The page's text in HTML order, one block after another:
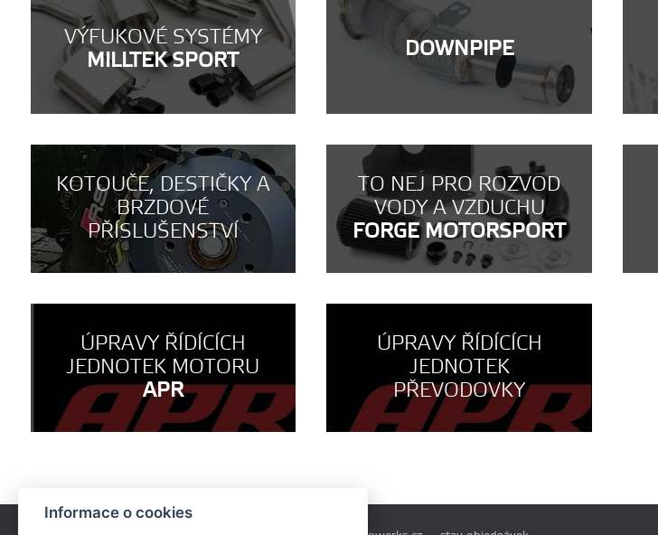
Informace o cookies
VÝFUKOVÉ SYSTÉMY
MILLTEK SPORT
DOWNPIPE
KOTOUČE, DESTIČKY A
BRZDOVÉ
PŘÍSLUŠENSTVÍ
TO NEJ PRO ROZVOD
VODY A VZDUCHU
FORGE MOTORSPORT
ÚPRAVY ŘÍDÍCÍCH
JEDNOTEK MOTORU
APR
ÚPRAVY ŘÍDÍCÍCH
JEDNOTEK
PŘEVODOVKY